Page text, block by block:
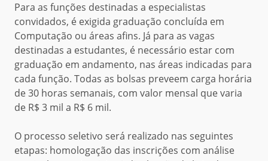
Para as funções destinadas a especialistas
convidados, é exigida graduação concluída em
Computação ou áreas afins. Já para as vagas
destinadas a estudantes, é necessário estar com
graduação em andamento, nas áreas indicadas para
cada função. Todas as bolsas preveem carga horária
de 30 horas semanais, com valor mensal que varia
de R$ 3 mil a R$ 6 mil.
O processo seletivo será realizado nas seguintes
etapas: homologação das inscrições com análise